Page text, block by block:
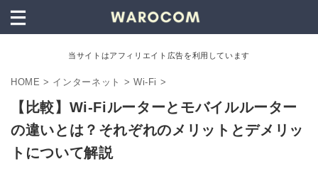
当サイトはアフィリエイト広告を利用しています
HOME > インターネット > Wi-Fi >
【比較】Wi-Fiルーターとモバイルルーター
の違いとは？それぞれのメリットとデメリッ
トについて解説